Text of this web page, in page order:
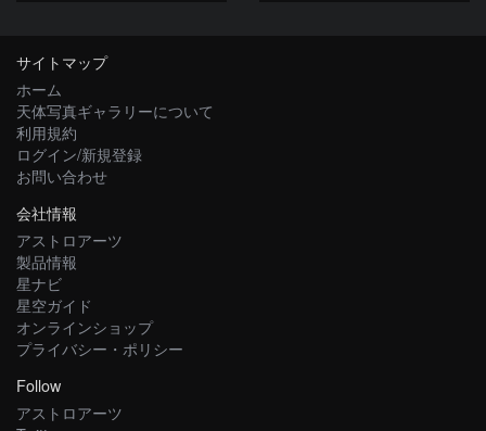
サイトマップ
ホーム
天体写真ギャラリーについて
利用規約
ログイン/新規登録
お問い合わせ
会社情報
アストロアーツ
製品情報
星ナビ
星空ガイド
オンラインショップ
プライバシー・ポリシー
Follow
アストロアーツ